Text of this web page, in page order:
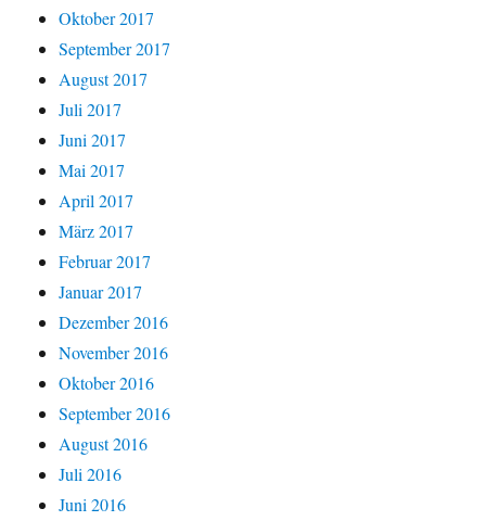
Oktober 2017
September 2017
August 2017
Juli 2017
Juni 2017
Mai 2017
April 2017
März 2017
Februar 2017
Januar 2017
Dezember 2016
November 2016
Oktober 2016
September 2016
August 2016
Juli 2016
Juni 2016